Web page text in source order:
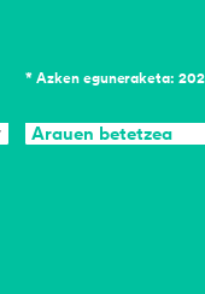
* Azken eguneraketa:
Arauen betetzea